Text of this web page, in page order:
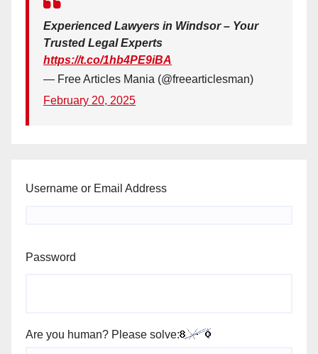
Experienced Lawyers in Windsor – Your
Trusted Legal Experts
https://t.co/1hb4PE9iBA
— Free Articles Mania (@freearticlesman)
February 20, 2025
Username or Email Address
Password
Are you human? Please solve: